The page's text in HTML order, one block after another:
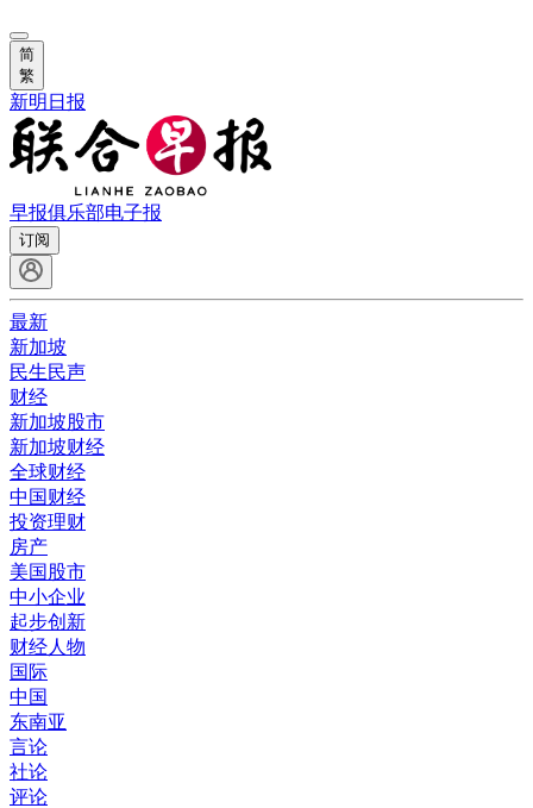
简
繁
新明日报
早报俱乐部电子报
订阅
最新
新加坡
民生民声
财经
新加坡股市
新加坡财经
全球财经
中国财经
投资理财
房产
美国股市
中小企业
起步创新
财经人物
国际
中国
东南亚
言论
社论
评论